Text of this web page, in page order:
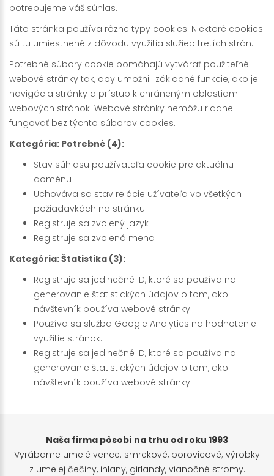
potrebujeme váš súhlas.
Táto stránka používa rôzne typy cookies. Niektoré cookies
sú tu umiestnené z dôvodu využitia služieb tretích strán.
Potrebné súbory cookie pomáhajú vytvárať použiteľné
webové stránky tak, aby umožnili základné funkcie, ako je
navigácia stránky a prístup k chráneným oblastiam
webových stránok. Webové stránky nemôžu riadne
fungovať bez týchto súborov cookies.
Kategória: Potrebné (4):
Stav súhlasu používateľa cookie pre aktuálnu
doménu
Uchováva sa stav relácie užívateľa vo všetkých
požiadavkách na stránku.
Registruje sa zvolený jazyk
Registruje sa zvolená mena
Kategória: Štatistika (3):
Registruje sa jedinečné ID, ktoré sa používa na
generovanie štatistických údajov o tom, ako
návštevník používa webové stránky.
Používa sa služba Google Analytics na hodnotenie
využitie stránok.
Registruje sa jedinečné ID, ktoré sa používa na
generovanie štatistických údajov o tom, ako
návštevník používa webové stránky.
Naša firma pôsobí na trhu od roku 1993
Vyrábame umelé vence: smrekové, borovicové; výrobky
z umelej čečiny, ihlany, girlandy, vianočné stromy.